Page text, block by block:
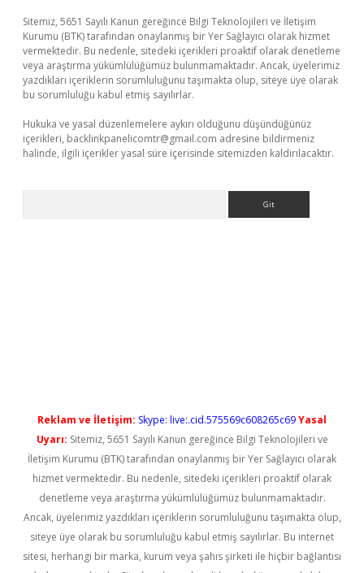
Sitemiz, 5651 Sayılı Kanun gereğince Bilgi Teknolojileri ve İletişim
Kurumu (BTK) tarafından onaylanmış bir Yer Sağlayıcı olarak hizmet
vermektedir. Bu nedenle, sitedeki içerikleri proaktif olarak denetleme
veya araştırma yükümlülüğümüz bulunmamaktadır. Ancak, üyelerimiz
yazdıkları içeriklerin sorumluluğunu taşımakta olup, siteye üye olarak
bu sorumluluğu kabul etmiş sayılırlar.
Hukuka ve yasal düzenlemelere aykırı olduğunu düşündüğünüz
içerikleri, backlinkpanelicomtr@gmail.com adresine bildirmeniz
halinde, ilgili içerikler yasal süre içerisinde sitemizden kaldırılacaktır.
Reklam ve İletişim: Skype: live:.cid.575569c608265c69Yasal
Uyarı: Sitemiz, 5651 Sayılı Kanun gereğince Bilgi Teknolojileri ve
İletişim Kurumu (BTK) tarafından onaylanmış bir Yer Sağlayıcı olarak
hizmet vermektedir. Bu nedenle, sitedeki içerikleri proaktif olarak
denetleme veya araştırma yükümlülüğümüz bulunmamaktadır.
Ancak, üyelerimiz yazdıkları içeriklerin sorumluluğunu taşımakta olup,
siteye üye olarak bu sorumluluğu kabul etmiş sayılırlar. Bu internet
sitesi, herhangi bir marka, kurum veya şahıs şirketi ile hiçbir bağlantısı